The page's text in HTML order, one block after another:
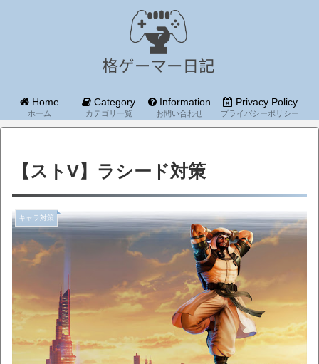
Home
ホーム
Category
カテゴリ一覧
Information
お問い合わせ
Privacy Policy
プライバシーポリシー
【ストV】ラシード対策
キャラ対策